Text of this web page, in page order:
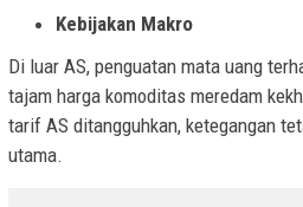
Kebijakan Makro
Di luar AS, penguatan mata uang
tajam harga komoditas meredam
tarif AS ditangguhkan, ketegangan
utama.